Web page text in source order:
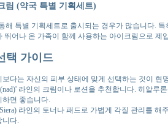
림 (약국 특별 기획세트)
해 특별 기획세트로 출시되는 경우가 많습니다.
뛰어나 온 가족이 함께 사용하는 아이크림으로 제
택 가이드
다는 자신의 피부 상태에 맞게 선택하는 것이
라인의 크림이나 로션을 추천합니다. 히알루
면 좋습니다.
라인의 토너나 패드로 가볍게 각질 관리를
니다.